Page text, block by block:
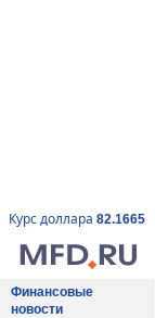
Курс доллара 82.1665
Финансовые
новости